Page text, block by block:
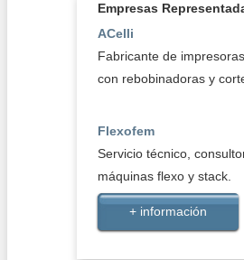
Empresas
ACelli
Fabricante de
con rebobinadoras y
Flexofem
Servicio técnico,
máquinas flexo y stack.